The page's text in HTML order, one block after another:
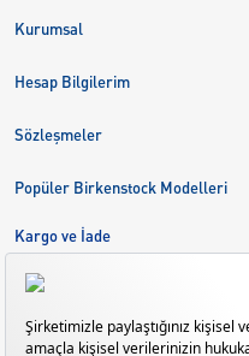
Kurumsal
Birkenstock Group
Kariyer
Hesap Bilgilerim
Sipariş Takibi
Sözleşmeler
Kargo ve İade
Çerez Tercihlerini Yönetin
Popüler Birkenstock Modelleri
Gizeh
Mayari
Kargo ve İade
Bize Ulaşın